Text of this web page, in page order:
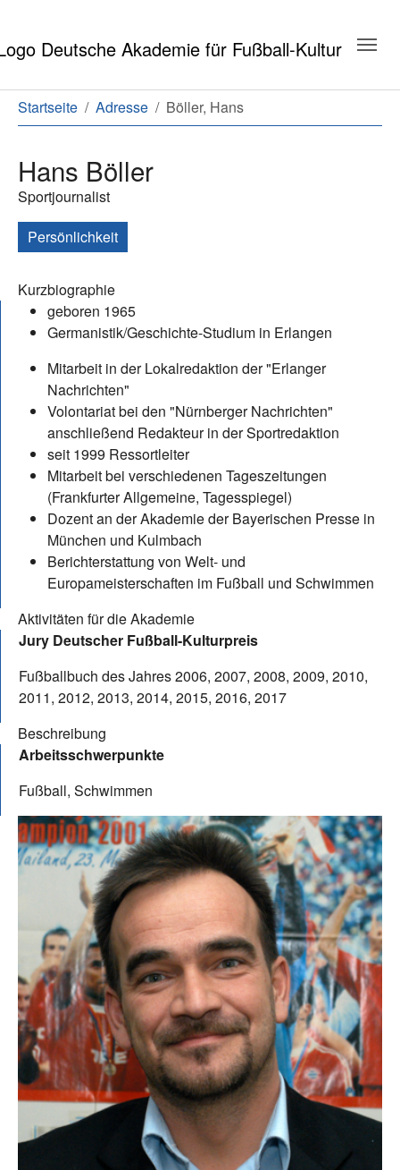
Sie sind hier:
Startseite Adresse Böller, Hans
Hans Böller
Sportjournalist
Persönlichkeit
Kurzbiographie
geboren 1965
Germanistik/Geschichte-Studium in Erlangen
Mitarbeit in der Lokalredaktion der "Erlanger
Nachrichten"
Volontariat bei den "Nürnberger Nachrichten"
anschließend Redakteur in der Sportredaktion
seit 1999 Ressortleiter
Mitarbeit bei verschiedenen Tageszeitungen
(Frankfurter Allgemeine, Tagesspiegel)
Dozent an der Akademie der Bayerischen Presse in
München und Kulmbach
Berichterstattung von Welt- und
Europameisterschaften im Fußball und Schwimmen
Aktivitäten für die Akademie
Jury Deutscher Fußball-Kulturpreis
Fußballbuch des Jahres 2006, 2007, 2008, 2009, 2010,
2011, 2012, 2013, 2014, 2015, 2016, 2017
Beschreibung
Arbeitsschwerpunkte
Fußball, Schwimmen